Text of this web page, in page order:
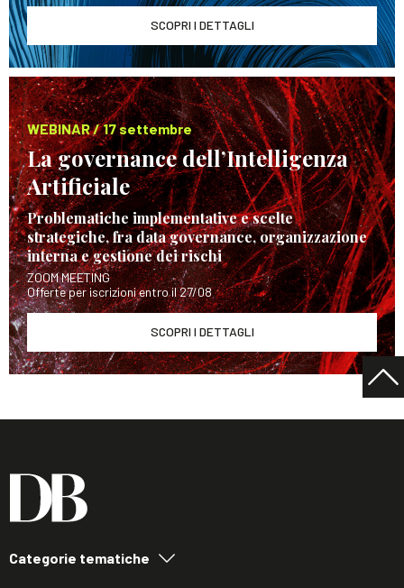
SCOPRI I DETTAGLI
WEBINAR / 17 settembre
La governance dell’Intelligenza
Artificiale
Problematiche implementative e scelte
strategiche, fra data governance, organizzazione
interna e gestione dei rischi
ZOOM MEETING
Offerte per iscrizioni entro il 27/08
SCOPRI I DETTAGLI
Categorie tematiche